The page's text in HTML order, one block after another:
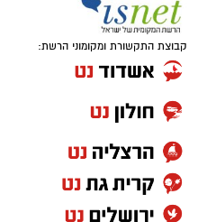
קבוצת התקשורת ומקומוני הרשת: